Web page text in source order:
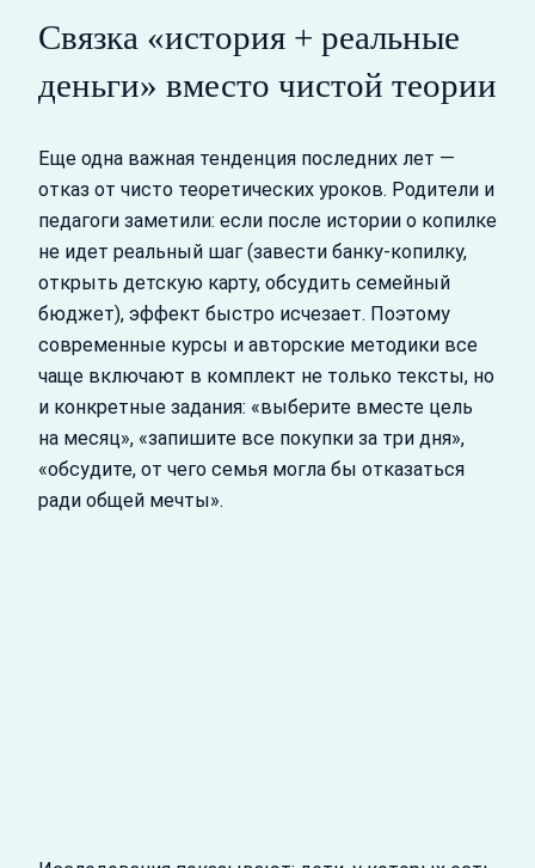
Связка «история + реальные
деньги» вместо чистой теории
Еще одна важная тенденция последних лет —
отказ от чисто теоретических уроков. Родители и
педагоги заметили: если после истории о копилке
не идет реальный шаг (завести банку‑копилку,
открыть детскую карту, обсудить семейный
бюджет), эффект быстро исчезает. Поэтому
современные курсы и авторские методики все
чаще включают в комплект не только тексты, но
и конкретные задания: «выберите вместе цель
на месяц», «запишите все покупки за три дня»,
«обсудите, от чего семья могла бы отказаться
ради общей мечты».